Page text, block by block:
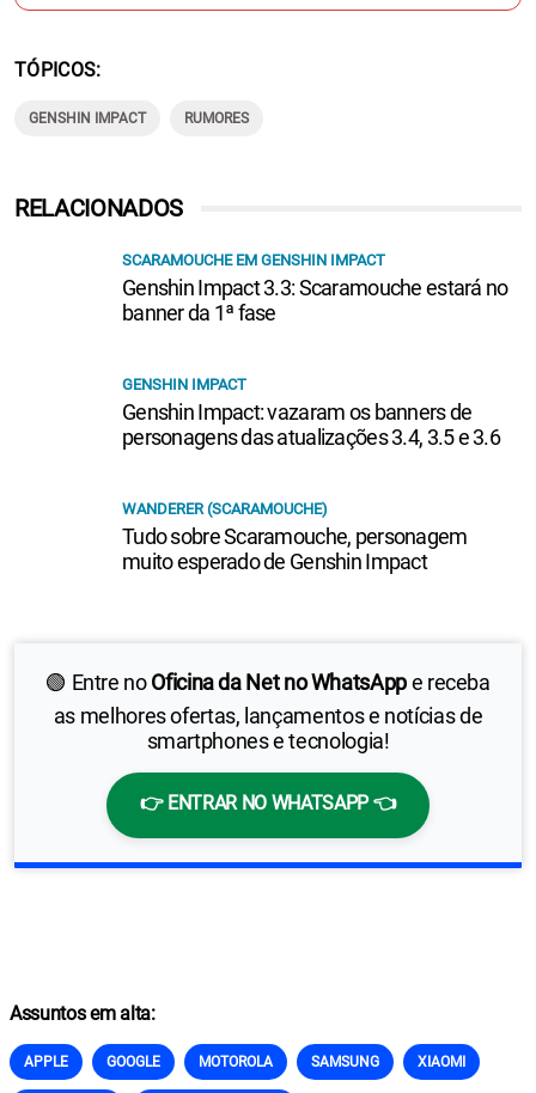
TÓPICOS
GENSHIN IMPACT RUMORES
🟢 Entre noOficina da Net no WhatsAppe receba
as melhores ofertas, lançamentos e notícias de
smartphones e tecnologia!
👉 ENTRAR NO WHATSAPP 👈
RELACIONADOS
SCARAMOUCHE EM GENSHIN IMPACT
Genshin Impact 3.3: Scaramouche estará no
banner da 1ª fase
GENSHIN IMPACT
Genshin Impact: vazaram os banners de
personagens das atualizações 3.4, 3.5 e 3.6
WANDERER (SCARAMOUCHE)
Tudo sobre Scaramouche, personagem
muito esperado de Genshin Impact
Assuntos em alta:
APPLE GOOGLE MOTOROLA SAMSUNG XIAOMI